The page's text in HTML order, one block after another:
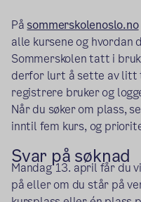
På sommerskolenoslo.no
alle kursene og hvordan
Sommerskolen tatt i
derfor lurt å sette av litt
registrere bruker og
Når du søker om plass,
inntil fem kurs, og
Svar på søknad
Mandag 13. april får du
på eller om du står på